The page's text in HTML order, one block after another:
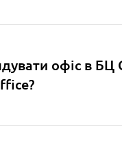
офіс в БЦ